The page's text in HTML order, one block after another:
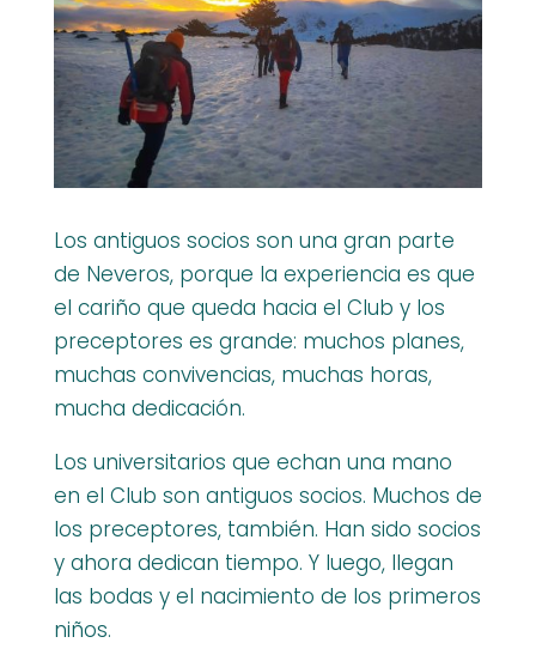
Los antiguos socios son una gran parte
de Neveros, porque la experiencia es que
el cariño que queda hacia el Club y los
preceptores es grande: muchos planes,
muchas convivencias, muchas horas,
mucha dedicación.
Los universitarios que echan una mano
en el Club son antiguos socios. Muchos de
los preceptores, también. Han sido socios
y ahora dedican tiempo. Y luego, llegan
las bodas y el nacimiento de los primeros
niños.